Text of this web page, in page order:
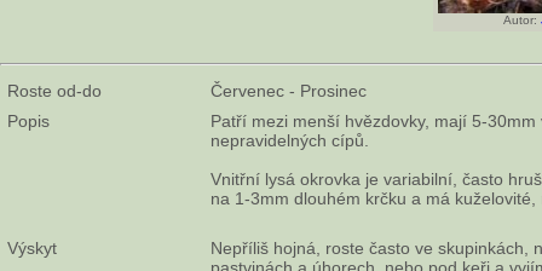
Autor:
Roste od-do
Červenec - Prosinec
Popis
Patří mezi menší hvězdovky, mají 5-
nepravidelných cípů.
Vnitřní lysá okrovka je variabilní, často
na 1-3mm dlouhém krčku a má
Výskyt
Nepříliš hojná, roste často ve skupinkách,
pastvinách a úhorech, nebo pod keři a